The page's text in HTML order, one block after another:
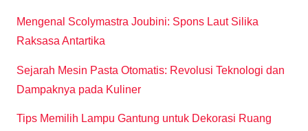
Mengenal Scolymastra Joubini: Spons Laut Silika
Raksasa Antartika
Sejarah Mesin Pasta Otomatis: Revolusi Teknologi dan
Dampaknya pada Kuliner
Tips Memilih Lampu Gantung untuk Dekorasi Ruang